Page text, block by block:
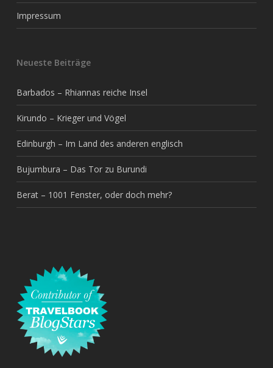
Impressum
Neueste Beiträge
Barbados – Rhiannas reiche Insel
Kirundo – Krieger und Vögel
Edinburgh – Im Land des anderen englisch
Bujumbura – Das Tor zu Burundi
Berat – 1001 Fenster, oder doch mehr?